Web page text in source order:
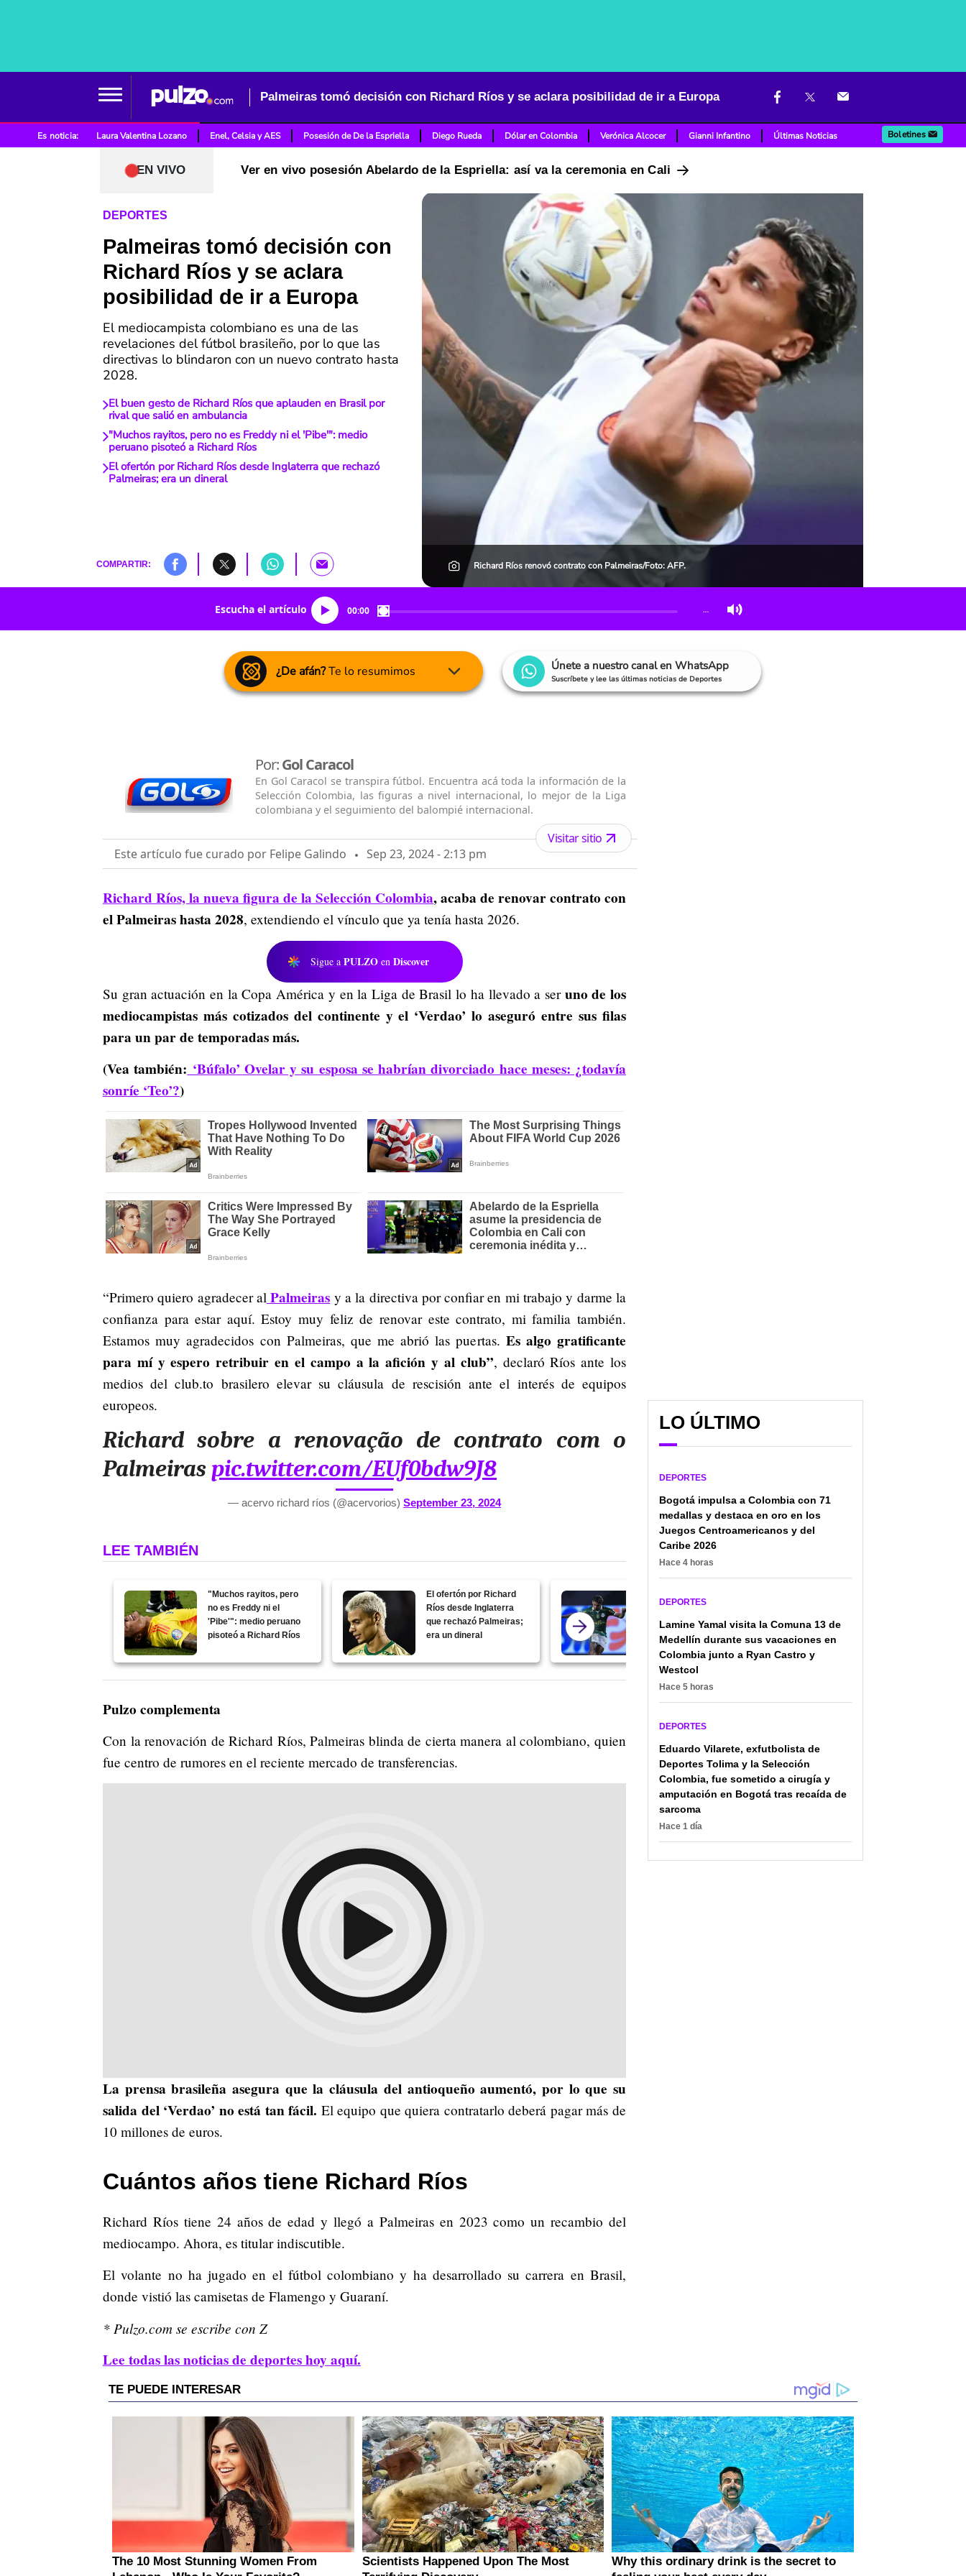
Palmeiras tomó decisión con Richard Ríos y se aclara posibilidad de ir a Europa
Es noticia: Laura Valentina Lozano Enel, Celsia y AES Posesión de De la Espriella Diego Rueda Dólar en Colombia Verónica Alcocer Gianni Infantino Últimas Noticias Boletines
EN VIVO Ver en vivo posesión Abelardo de la Espriella: así va la ceremonia en Cali
DEPORTES
Palmeiras tomó decisión con
Richard Ríos y se aclara
posibilidad de ir a Europa
El mediocampista colombiano es una de las
revelaciones del fútbol brasileño, por lo que las
directivas lo blindaron con un nuevo contrato hasta
2028.
El buen gesto de Richard Ríos que aplauden en Brasil por
rival que salió en ambulancia
"Muchos rayitos, pero no es Freddy ni el 'Pibe'": medio
peruano pisoteó a Richard Ríos
El ofertón por Richard Ríos desde Inglaterra que rechazó
Palmeiras; era un dineral
COMPARTIR: Richard Ríos renovó contrato con Palmeiras/Foto: AFP.
Escucha el artículo 00:00 …
¿De afán?Te lo resumimos Únete a nuestro canal en WhatsApp
Suscríbete y lee las últimas noticias de Deportes
Por:Gol Caracol
En Gol Caracol se transpira fútbol. Encuentra acá toda la información de la
Selección Colombia, las figuras a nivel internacional, lo mejor de la Liga
colombiana y el seguimiento del balompié internacional.
Este artículo fue curado por Felipe Galindo Sep 23, 2024 - 2:13 pm
Visitar sitio
Richard Ríos, la nueva figura de la Selección Colombia, acaba de renovar contrato con
el Palmeiras hasta 2028, extendiendo el vínculo que ya tenía hasta 2026.
Sigue a PULZO en Discover
Su gran actuación en la Copa América y en la Liga de Brasil lo ha llevado a ser uno de los
mediocampistas más cotizados del continente y el ‘Verdao’ lo aseguró entre sus filas
para un par de temporadas más.
(Vea también: ‘Búfalo’ Ovelar y su esposa se habrían divorciado hace meses: ¿todavía
sonríe ‘Teo’?)
“Primero quiero agradecer alPalmeiras y a la directiva por confiar en mi trabajo y darme la
confianza para estar aquí. Estoy muy feliz de renovar este contrato, mi familia también.
Estamos muy agradecidos con Palmeiras, que me abrió las puertas. Es algo gratificante
para mí y espero retribuir en el campo a la afición y al club”, declaró Ríos ante los
medios del club.to brasilero elevar su cláusula de rescisión ante el interés de equipos
europeos.
Richard sobre a renovação de contrato com o
Palmeiras pic.twitter.com/EUf0bdw9J8
— acervo richard ríos (@acervorios) September 23, 2024
LEE TAMBIÉN
"Muchos rayitos, pero
no es Freddy ni el
'Pibe'": medio peruano
pisoteó a Richard Ríos
El ofertón por Richard
Ríos desde Inglaterra
que rechazó Palmeiras;
era un dineral
oferta (grande) por
Richard Ríos; respuesta
de Palmeiras sorprendió
Pulzo complementa
Con la renovación de Richard Ríos, Palmeiras blinda de cierta manera al colombiano, quien
fue centro de rumores en el reciente mercado de transferencias.
La prensa brasileña asegura que la cláusula del antioqueño aumentó, por lo que su
salida del ‘Verdao’ no está tan fácil. El equipo que quiera contratarlo deberá pagar más de
10 millones de euros.
Cuántos años tiene Richard Ríos
Richard Ríos tiene 24 años de edad y llegó a Palmeiras en 2023 como un recambio del
mediocampo. Ahora, es titular indiscutible.
El volante no ha jugado en el fútbol colombiano y ha desarrollado su carrera en Brasil,
donde vistió las camisetas de Flamengo y Guaraní.
* Pulzo.com se escribe con Z
Lee todas las noticias de deportes hoy aquí.
LO ÚLTIMO
DEPORTES
Bogotá impulsa a Colombia con 71
medallas y destaca en oro en los
Juegos Centroamericanos y del
Caribe 2026
Hace 4 horas
DEPORTES
Lamine Yamal visita la Comuna 13 de
Medellín durante sus vacaciones en
Colombia junto a Ryan Castro y
Westcol
Hace 5 horas
DEPORTES
Eduardo Vilarete, exfutbolista de
Deportes Tolima y la Selección
Colombia, fue sometido a cirugía y
amputación en Bogotá tras recaída de
sarcoma
Hace 1 día